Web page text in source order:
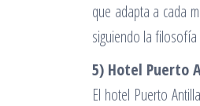
que adapta a cada
siguiendo la filosofía
5) Hotel Puerto
El hotel Puerto